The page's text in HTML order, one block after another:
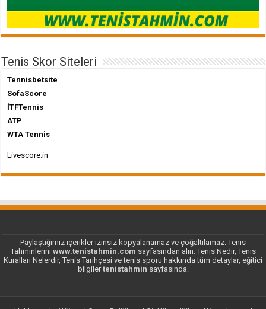
Tenis Skor Siteleri
Tennisbetsite
SofaScore
İTFTennis
ATP
WTA Tennis
Livescore.in
Paylaştığımız içerikler izinsiz kopyalanamaz ve çoğaltılamaz. Tenis
Tahminlerini www.tenistahmin.com sayfasından alın. Tenis Nedir, Tenis
Kuralları Nelerdir, Tenis Tarihçesi ve tenis sporu hakkında tüm detaylar, eğitici
bilgilertenistahmin sayfasında.